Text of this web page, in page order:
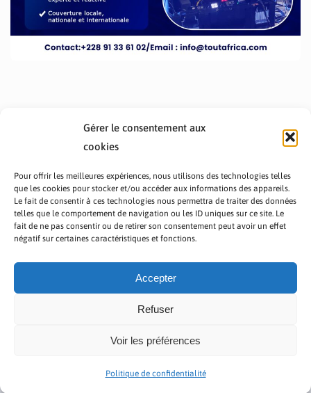
Gérer le consentement aux
cookies
Pour offrir les meilleures expériences, nous utilisons des technologies telles
que les cookies pour stocker et/ou accéder aux informations des appareils.
Le fait de consentir à ces technologies nous permettra de traiter des données
telles que le comportement de navigation ou les ID uniques sur ce site. Le
fait de ne pas consentir ou de retirer son consentement peut avoir un effet
négatif sur certaines caractéristiques et fonctions.
Accepter
Refuser
Voir les préférences
Politique de confidentialité
PRÉSENTATION TOUTAFRICA
A PROPOS
Copyright © 2023 TOUT AFRICA | Made by